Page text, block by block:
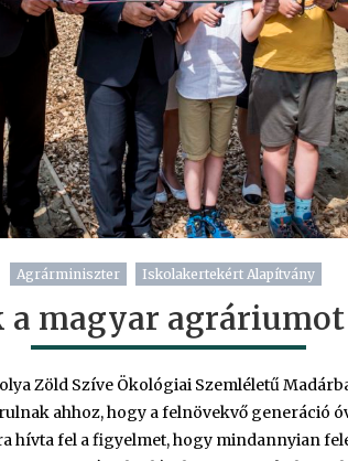
Agrárminiszter Iskolakertekért Alapítvány
a magyar
Zöld Szíve Ökológiai Szemléletű
ahhoz, hogy a felnövekvő generáció
hívta fel a figyelmet, hogy mindannyian